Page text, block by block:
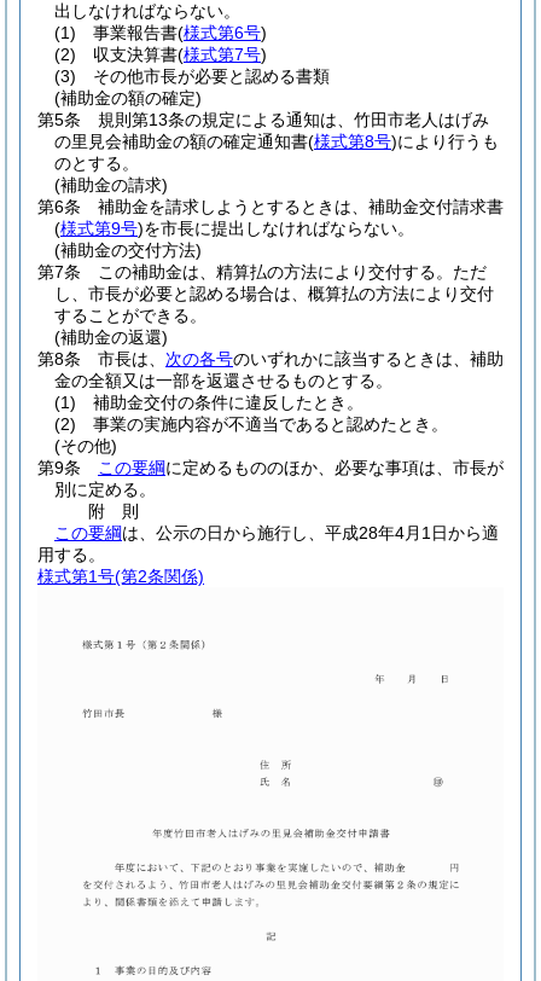
出しなければならない。
(1)
事業報告書(様式第6号)
(2)
収支決算書(様式第7号)
(3)
その他市長が必要と認める書類
(補助金の額の確定)
第5条
規則第13条の規定による通知は、竹田市老人はげみ
の里見会補助金の額の確定通知書(様式第8号)により行うも
のとする。
(補助金の請求)
第6条
補助金を請求しようとするときは、補助金交付請求書
(様式第9号)を市長に提出しなければならない。
(補助金の交付方法)
第7条
この補助金は、精算払の方法により交付する。 ただ
し、市長が必要と認める場合は、概算払の方法により交付
することができる。
(補助金の返還)
第8条
市長は、 次の各号のいずれかに該当するときは、補助
金の全額又は一部を返還させるものとする。
(1)
補助金交付の条件に違反したとき。
(2)
事業の実施内容が不適当であると認めたとき。
(その他)
第9条
この要綱に定めるもののほか、必要な事項は、市長が
別に定める。
附 則
この要綱は、公示の日から施行し、平成28年4月1日から適
用する。
様式第1号(第2条関係)